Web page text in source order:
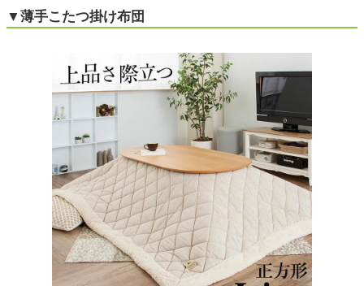
▼薄手こたつ掛け布団